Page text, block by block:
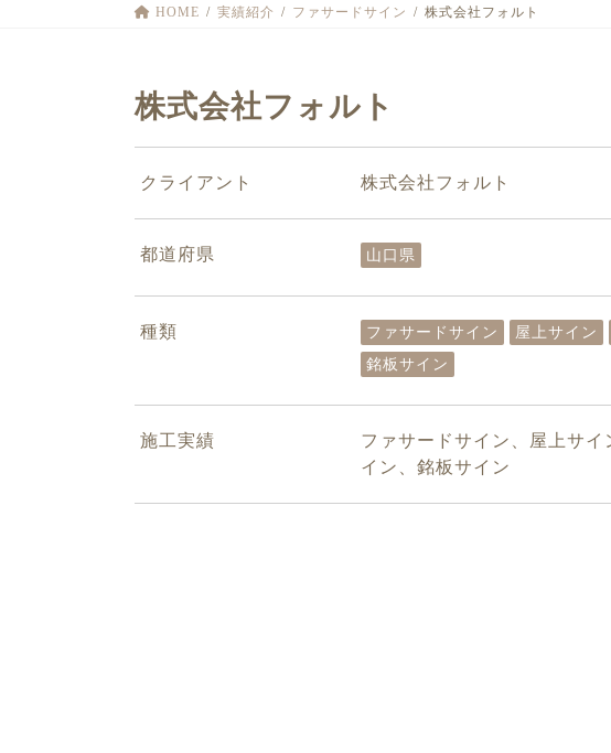
HOME 実績紹介 ファサードサイン 株式会社フォルト
株式会社フォルト
クライアント 株式会社フォルト
都道府県 山口県
種類 ファサードサイン 屋上サイン
銘板サイン
施工実績
ファサードサイン、屋上サイ
イン、銘板サイン